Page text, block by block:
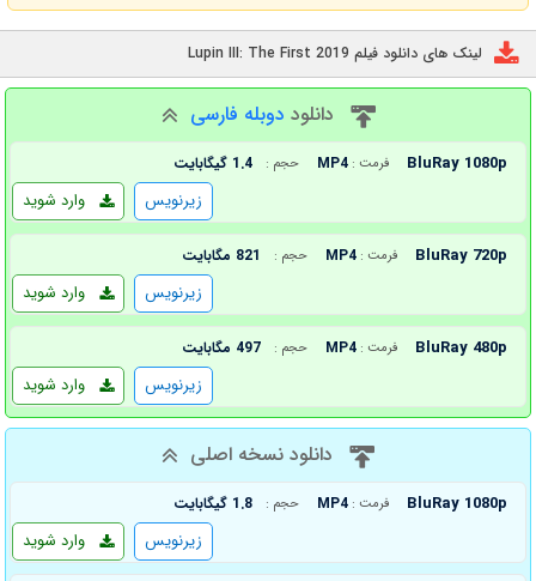
لینک های دانلود فیلم Lupin III: The First 2019
دانلود دوبله فارسی
BluRay 1080p فرمت : MP4 حجم : 1.4 گیگابایت
وارد شوید زیرنویس
BluRay 720p فرمت : MP4 حجم : 821 مگابایت
وارد شوید زیرنویس
BluRay 480p فرمت : MP4 حجم : 497 مگابایت
وارد شوید زیرنویس
دانلود نسخه اصلی
BluRay 1080p فرمت : MP4 حجم : 1.8 گیگابایت
وارد شوید زیرنویس